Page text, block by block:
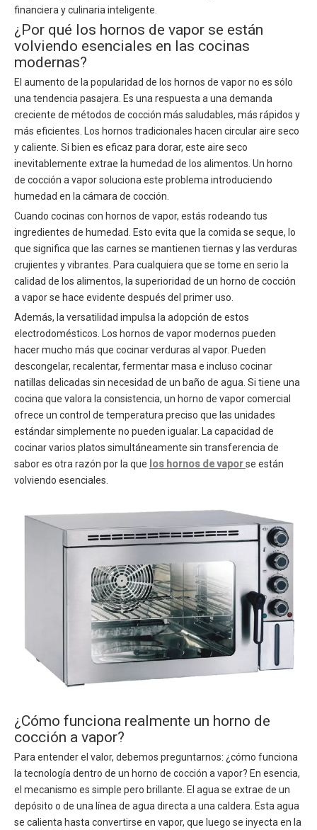
financiera y culinaria inteligente.
¿Por qué los hornos de vapor se están
volviendo esenciales en las cocinas
modernas?
El aumento de la popularidad de los hornos de vapor no es sólo
una tendencia pasajera. Es una respuesta a una demanda
creciente de métodos de cocción más saludables, más rápidos y
más eficientes. Los hornos tradicionales hacen circular aire seco
y caliente. Si bien es eficaz para dorar, este aire seco
inevitablemente extrae la humedad de los alimentos. Un horno
de cocción a vapor soluciona este problema introduciendo
humedad en la cámara de cocción.
Cuando cocinas con hornos de vapor, estás rodeando tus
ingredientes de humedad. Esto evita que la comida se seque, lo
que significa que las carnes se mantienen tiernas y las verduras
crujientes y vibrantes. Para cualquiera que se tome en serio la
calidad de los alimentos, la superioridad de un horno de cocción
a vapor se hace evidente después del primer uso.
Además, la versatilidad impulsa la adopción de estos
electrodomésticos. Los hornos de vapor modernos pueden
hacer mucho más que cocinar verduras al vapor. Pueden
descongelar, recalentar, fermentar masa e incluso cocinar
natillas delicadas sin necesidad de un baño de agua. Si tiene una
cocina que valora la consistencia, un horno de vapor comercial
ofrece un control de temperatura preciso que las unidades
estándar simplemente no pueden igualar. La capacidad de
cocinar varios platos simultáneamente sin transferencia de
sabor es otra razón por la que los hornos de vaporse están
volviendo esenciales.
¿Cómo funciona realmente un horno de
cocción a vapor?
Para entender el valor, debemos preguntarnos: ¿cómo funciona
la tecnología dentro de un horno de cocción a vapor? En esencia,
el mecanismo es simple pero brillante. El agua se extrae de un
depósito o de una línea de agua directa a una caldera. Esta agua
se calienta hasta convertirse en vapor, que luego se inyecta en la